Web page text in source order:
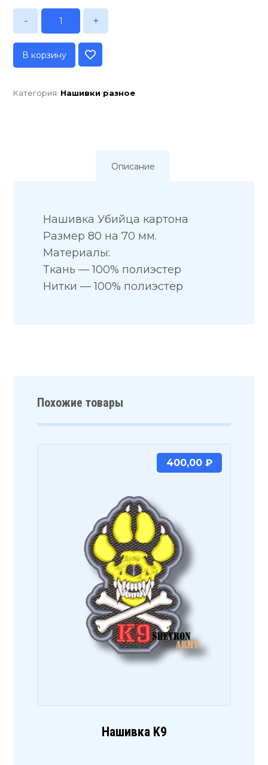
- +
В корзину
Категория: Нашивки разное
Описание
Нашивка Убийца картона
Размер 80 на 70 мм.
Материалы:
Ткань — 100% полиэстер
Нитки — 100% полиэстер
Похожие товары
Нашивка K9
400,00 ₽